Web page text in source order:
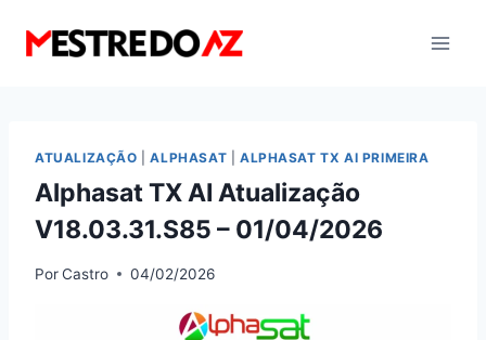
para
ATUALIZAÇÃO |ALPHASAT ALPHASAT TX AI PRIMEIRA
Alphasat TX AI Atualização
V18.03.31.S85 – 01/04/2026
PorCastro 04/02/2026